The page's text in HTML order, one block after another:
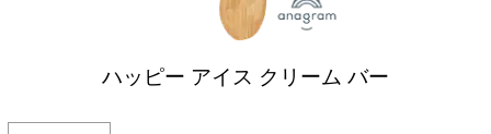
ハッピー アイス クリーム バー